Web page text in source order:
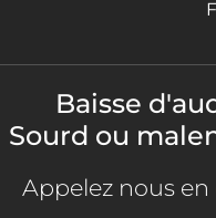
Baisse
Sourd ou
Appelez nous en